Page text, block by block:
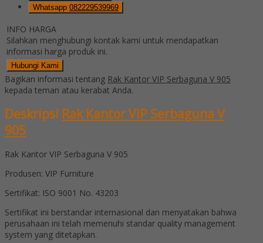
Whatsapp 082229539969
INFO HARGA
Silahkan menghubungi kontak kami untuk mendapatkan
informasi harga produk ini.
Hubungi Kami
Bagikan informasi tentang Rak Kantor VIP Serbaguna V 905
kepada teman atau kerabat Anda.
Deskripsi Rak Kantor VIP Serbaguna V
905
Rak Kantor VIP Serbaguna V 905
Produsen: VIP Furniture
Sertifikat: ISO 9001 No. 43203
Sertifikat ini berstandar internasional dan menyatakan bahwa
perusahaan ini telah memenuhi standar quality management
system yang ditetapkan.